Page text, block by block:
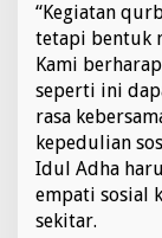
“Kegiatan
tetapi bentuk
Kami
seperti ini
rasa
kepedulian
Idul Adha
empati sosial
sekitar.